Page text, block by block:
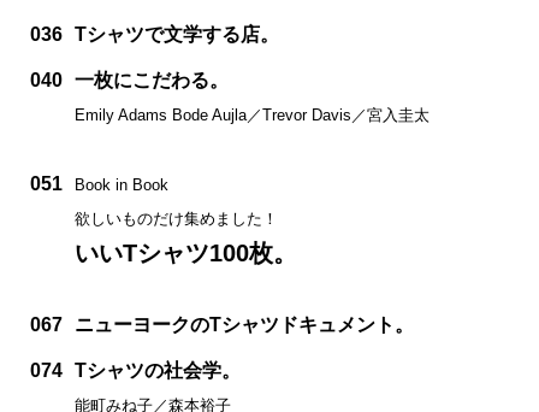
036 Tシャツで文学する店。
040 一枚にこだわる。
Emily Adams Bode Aujla／Trevor Davis／宮入圭太
051
Book in Book
欲しいものだけ集めました！
いいTシャツ100枚。
067 ニューヨークのTシャツドキュメント。
074 Tシャツの社会学。
能町みね子／森本裕子